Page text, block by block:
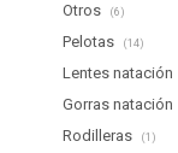
Otros (6)
Pelotas (14)
Lentes natación
Gorras natación
Rodilleras (1)